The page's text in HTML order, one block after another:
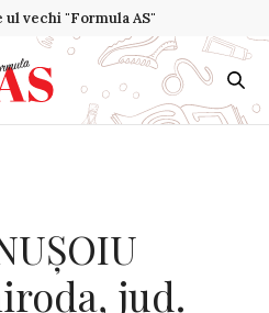
ul vechi "Formula AS"
jud.